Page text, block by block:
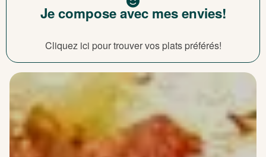
Je compose avec mes envies!
Cliquez ici pour trouver vos plats préférés!